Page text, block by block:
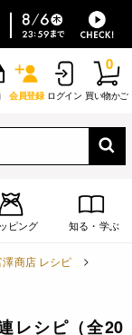
会員登録 ログイン 買い物かご
0
ピング 知る・学ぶ
澤商店 レシピ
レシピ （全20